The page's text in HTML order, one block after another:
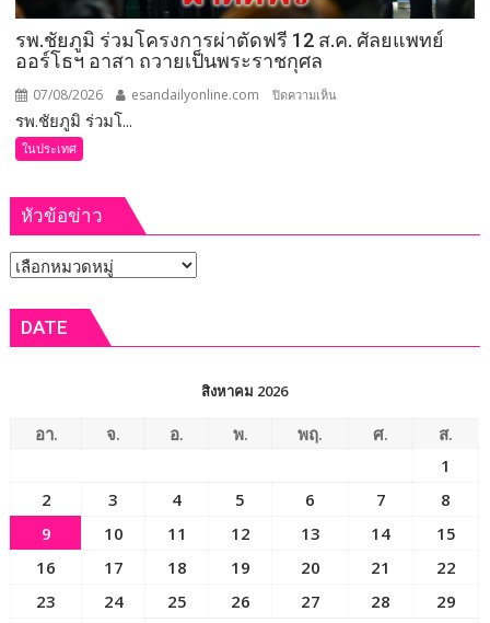
สั่ง
การ
งาน
รพ.ชัยภูมิ ร่วมโครงการผ่าตัดฟรี 12 ส.ค. ศัลยแพทย์
ออร์โธฯ อาสา ถวายเป็นพระราชกุศล
07/08/2026 esandailyonline.com ปิดความเห็น
12
ราช
กุศล
รพ.ชัยภูมิ ร่วมโ...
ในประเทศ
หัวข้อข่าว
หัวข้อ
DATE
สิงหาคม 2026
อา. จ. อ. พ. พฤ. ศ.
ส.
1
2
3 4 5 6 7
8
9
10 11 12 13 14
15
16
17 18 19 20 21
22
23
24 25 26 27 28
29